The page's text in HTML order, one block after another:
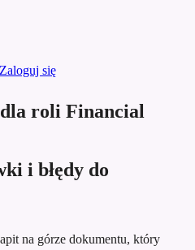
Zaloguj się
roli Financial
i błędy do
na górze dokumentu, który